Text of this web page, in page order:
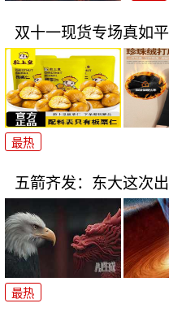
双十一现货专场真如
最热
五箭齐发：东大这次
最热